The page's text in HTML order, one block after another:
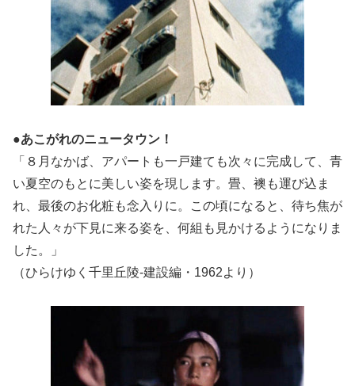
●あこがれのニュータウン！
「８月なかば、アパートも一戸建ても次々に完成して、青
い夏空のもとに美しい姿を現します。畳、襖も運び込ま
れ、最後のお化粧も念入りに。この頃になると、待ち焦が
れた人々が下見に来る姿を、何組も見かけるようになりま
した。」
（ひらけゆく千里丘陵-建設編・1962より）